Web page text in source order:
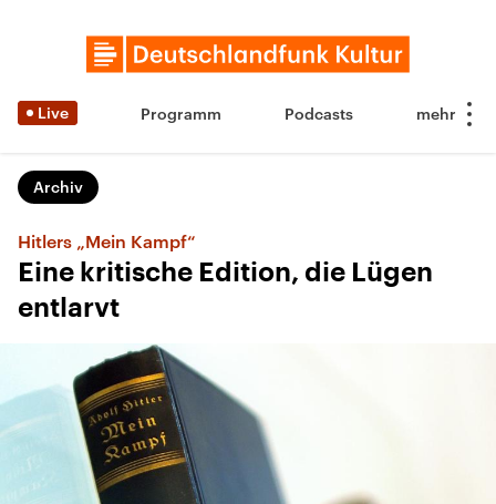
Live Programm Podcasts
Archiv
Hitlers „Mein Kampf“
Eine kritische Edition, die Lügen
entlarvt